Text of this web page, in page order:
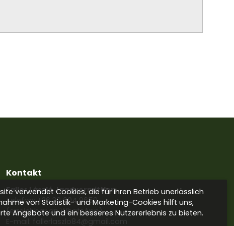
Kontakt
Faller László Jagdvermittler
Telefon:+36 30 604 9659
(erreichbar an WhatsApp)
E-mail: fallerlaszlo84@gmail.com
verwendet Cookies, die für ihren Betrieb unerlässlich
von Statistik- und Marketing-Cookies hilft uns,
Angebote und ein besseres Nutzererlebnis zu bieten.